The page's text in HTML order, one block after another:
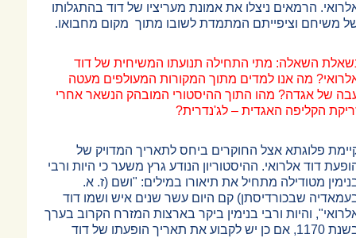
הרמאים ניצלו את אמונת מעריציו של דוד בהתגלותו
משיחם וציפייתם המתמדת לשובו מתוך מקום מחבואו.
השאלה: מתי התחילה תנועתו המשיחית של דוד
מה אנו למדים מתוך המקורות המעולפים מעטה
של אגדה? מהו התוך ההיסטורי המובהק הנשאר אחרי
הקליפה האגדית – לג'נדרית?
פלוגתא אצל החוקרים ביחס לתאריך המדויק של
דוד אלרואי. ההיסטוריון הנודע גרץ משער כי היות ורבי
מטודילה מתחיל את תיאורו במילים: "ושם (ז. א.
שבכורדיסתן) קם היום עשר שנים איש ושמו דוד
והיות ורבי בנימין ביקר בארצות המזרח הקרוב בערך
בשנת 1170, אם כן יש לקבוע את תאריך הופעתו של דוד